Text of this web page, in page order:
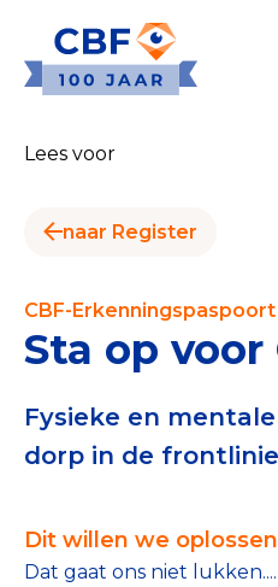
Goede Doelen
CBF-Erkenning
Publiek
Veilig geven met het
Check het CBF-
Tips bij doneren: zo
Lees voor
naar Register
CBF-Erkenningspaspoort
Sta op
Fysieke en
dorp in de frontlinie
Dit willen we oplossen
Dat gaat ons niet